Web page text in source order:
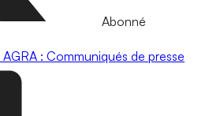
Abonné
AGRA : Communiqués de presse